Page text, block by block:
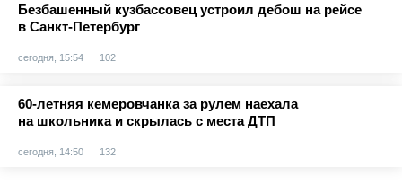
Безбашенный кузбассовец устроил дебош на рейсе
в Санкт-Петербург
сегодня, 15:54 102
60-летняя кемеровчанка за рулем наехала
на школьника и скрылась с места ДТП
сегодня, 14:50 132